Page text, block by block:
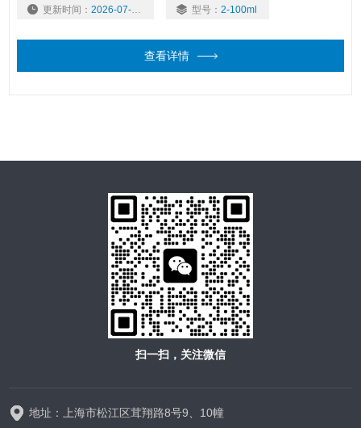
更新时间： 2026-07-29 型号： 2-100ml
查看详情
扫一扫，关注微信
地址：上海市松江区茸翔路8号9、10幢